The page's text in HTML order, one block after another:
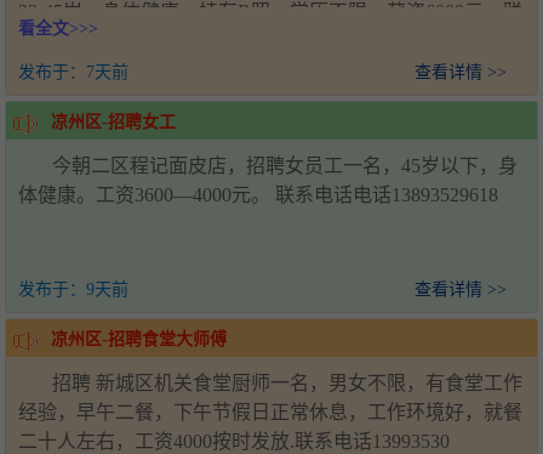
22-45岁，身体健康，持有B照，学历不限，薪资6000元。联
系人：王经理，电话：18993571920，工作地址：甘肃省武
威市凉州区新能源产业园
看全文>>>
发布于： 7天前 查看详情 >>
凉州区-招聘女工
今朝二区程记面皮店，招聘女员工一名，45岁以下，身
体健康。工资3600—4000元。 联系电话电话13893529618
发布于： 9天前 查看详情 >>
凉州区-招聘食堂大师傅
招聘 新城区机关食堂厨师一名，男女不限，有食堂工作
经验，早午二餐，下午节假日正常休息，工作环境好，就餐
二十人左右，工资4000按时发放.联系电话13993530